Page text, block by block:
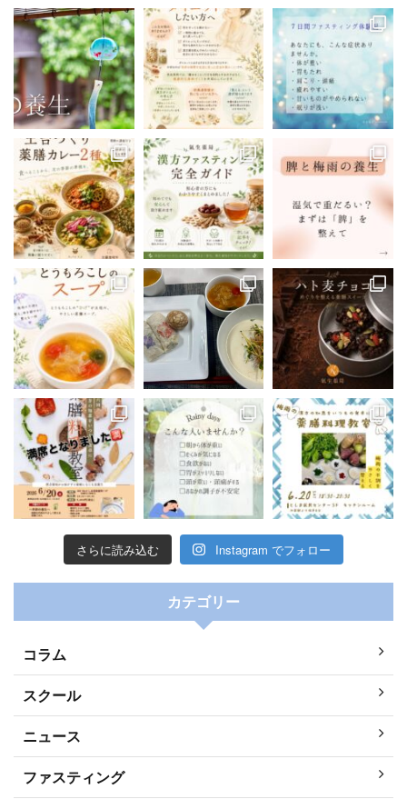
Show Thread
0 4 Twitter
;
漢方の氣生薬局(豊島区大塚) 公式アカウ
ント
@kanpou_ki
o
漢方薬局主催の薬膳料理教室、
豊島区で開催しています！
次回は5/24(土)19:00-21:00
ご予約お待ちしています
https://reserva.be/kampoukio
さらに読み込む Instagram でフォロー
カテゴリー
コラム
スクール
ニュース
ファスティング